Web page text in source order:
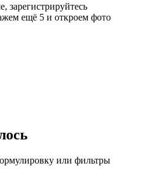
зарегистрируйтесь
ещё 5 и откроем фото
или фильтры